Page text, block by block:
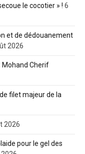
le cocotier » ! 6
et de dédouanement
2026
Mohand Cherif
filet majeur de la
2026
pour le gel des